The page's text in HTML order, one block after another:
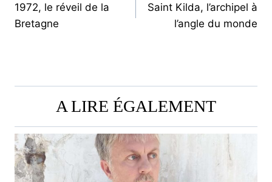
DE
1972, le réveil de la
Bretagne
Saint Kilda, l’archipel à
l’angle du monde
A LIRE ÉGALEMENT